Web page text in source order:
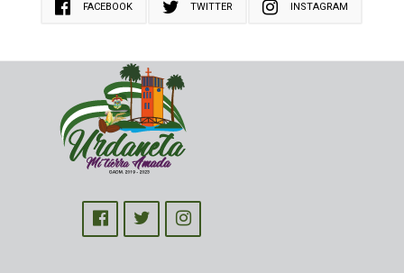
FACEBOOK TWITTER INSTAGRAM